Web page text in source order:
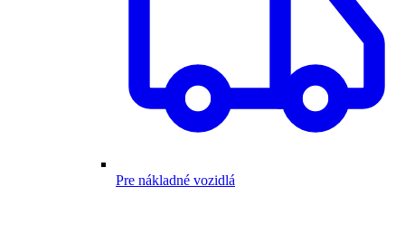
Pre nákladné vozidlá